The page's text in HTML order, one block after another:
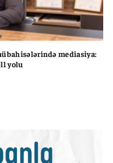
mediasiya:
yolu